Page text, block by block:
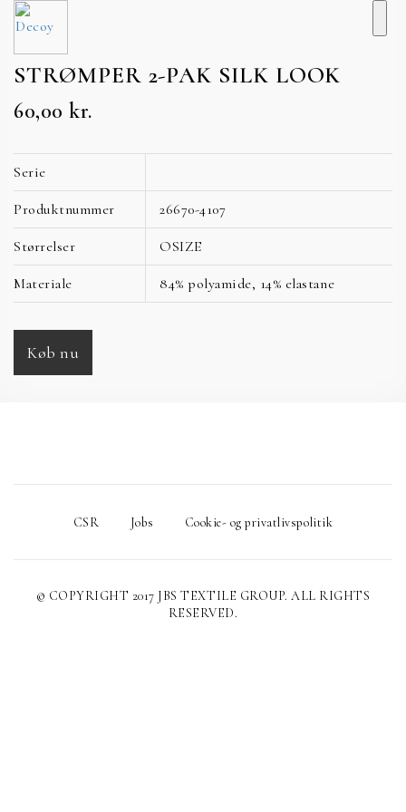
STRØMPER 2-PAK SILK LOOK
60,00kr.
Serie
Produktnummer 26670-4107
Størrelser OSIZE
Materiale 84% polyamide, 14% elastane
Køb nu
CSR Jobs Cookie- og privatlivspolitik
© COPYRIGHT 2017 JBS TEXTILE GROUP. ALL RIGHTS
RESERVED.